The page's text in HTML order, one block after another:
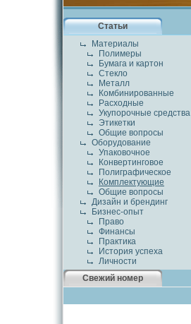
Статьи
Материалы
Полимеры
Бумага и картон
Стекло
Металл
Комбинированные
Расходные
Укупорочные средства
Этикетки
Общие вопросы
Оборудование
Упаковочное
Конвертинговое
Полиграфическое
Комплектующие
Общие вопросы
Дизайн и брендинг
Бизнес-опыт
Право
Финансы
Практика
История успеха
Личности
Свежий номер